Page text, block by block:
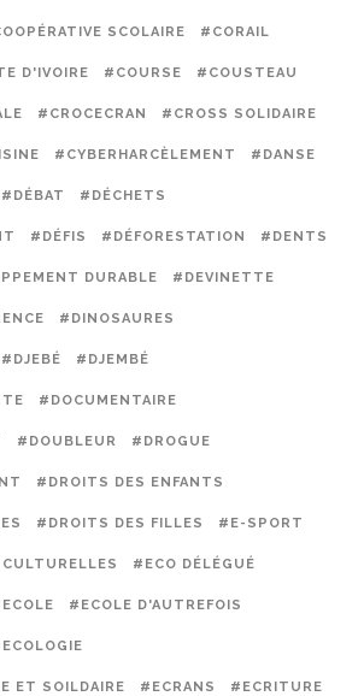
SCOLAIRE #CORAIL
D'IVOIRE #COURSE #COUSTEAU
#CROCECRAN #CROSS SOLIDAIRE
#CYBERHARCÈLEMENT #DANSE
#DÉBAT #DÉCHETS
#DÉFIS #DÉFORESTATION #DENTS
DURABLE #DEVINETTE
#DINOSAURES
#DJEBÉ #DJEMBÉ
#DOCUMENTAIRE
#DOUBLEUR #DROGUE
#DROITS DES ENFANTS
#DROITS DES FILLES #E-SPORT
#ECO DÉLÉGUÉ
#ECOLE D'AUTREFOIS
ET SOILDAIRE #ECRANS #ECRITURE